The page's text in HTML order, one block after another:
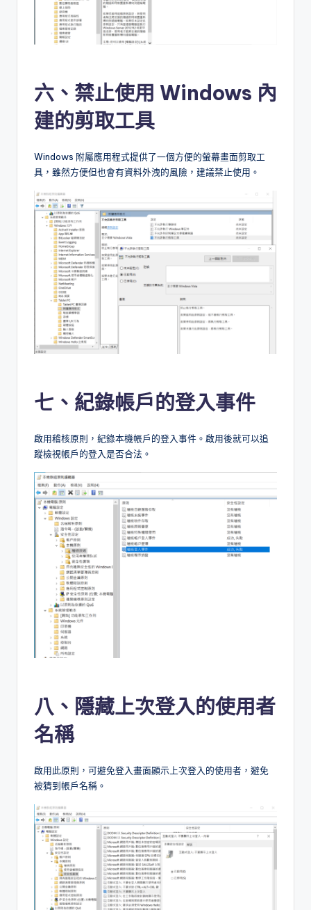
六、禁止使用 Windows 內
建的剪取工具
Windows 附屬應用程式提供了一個方便的螢幕畫面剪取工
具，雖然方便但也會有資料外洩的風險，建議禁止使用。
七、紀錄帳戶的登入事件
啟用稽核原則，紀錄本機帳戶的登入事件。啟用後就可以追
蹤檢視帳戶的登入是否合法。
八、隱藏上次登入的使用者
名稱
啟用此原則，可避免登入畫面顯示上次登入的使用者，避免
被猜到帳戶名稱。